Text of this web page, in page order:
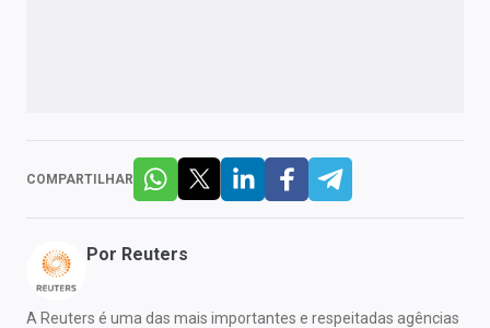
COMPARTILHAR
Por Reuters
A Reuters é uma das mais importantes e respeitadas agências